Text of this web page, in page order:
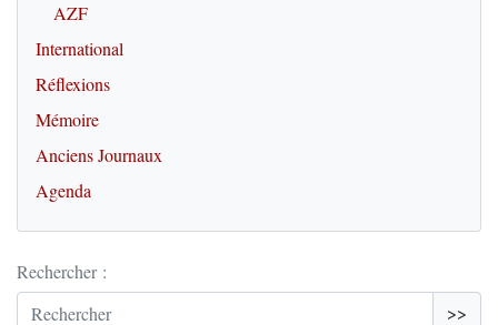
AZF
International
Réflexions
Mémoire
Anciens Journaux
Agenda
Rechercher :
>>